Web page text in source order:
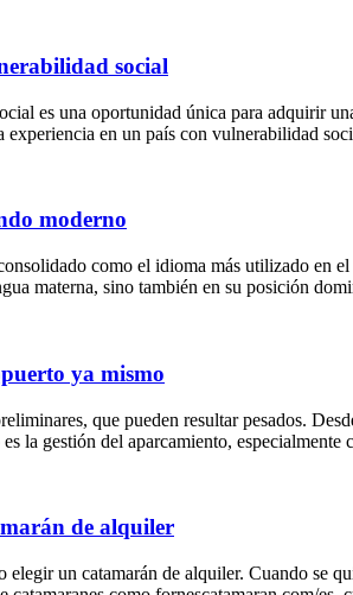
social
es una oportunidad única para adquirir
en un país con vulnerabilidad
moderno
como el idioma más utilizado
materna, sino también en su posición
ya mismo
que pueden resultar pesados.
la gestión del aparcamiento,
de alquiler
elegir un catamarán de alquiler. Cuando se